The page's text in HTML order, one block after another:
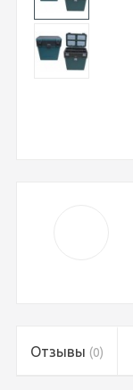
Отзывы (0)